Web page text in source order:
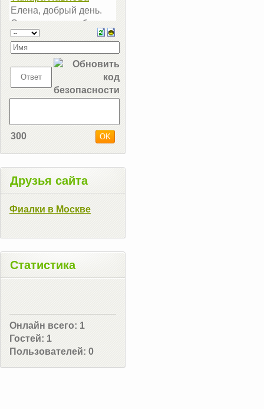
300
Друзья сайта
Фиалки в Москве
Статистика
Онлайн всего: 1
Гостей: 1
Пользователей: 0